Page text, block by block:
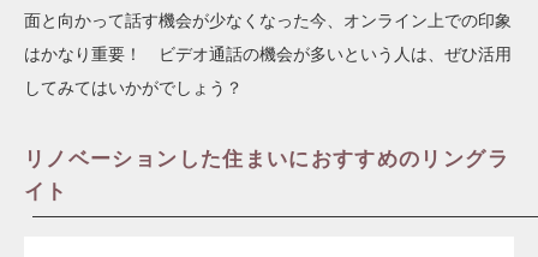
面と向かって話す機会が少なくなった今、オンライン上での印象
はかなり重要！ ビデオ通話の機会が多いという人は、ぜひ活用
してみてはいかがでしょう？
リノベーションした住まいにおすすめのリングラ
イト